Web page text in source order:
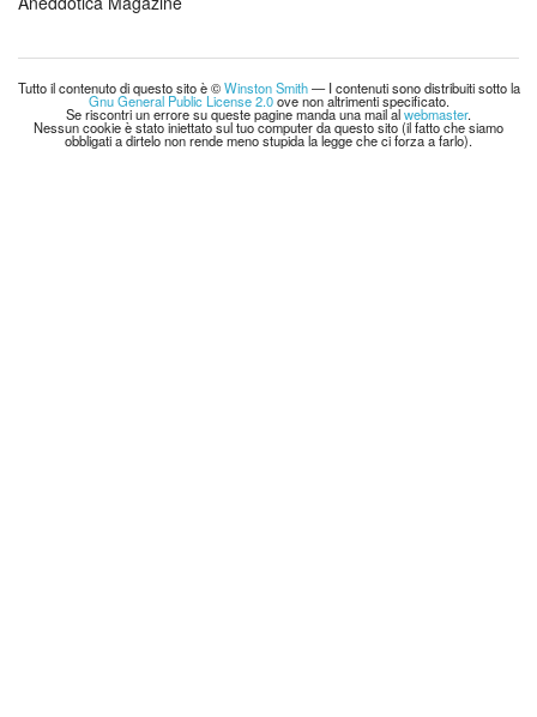
Tutto il contenuto di questo sito è ©Winston Smith— I contenuti sono distribuiti sotto la
Gnu General Public License 2.0ove non altrimenti specificato.
Se riscontri un errore su queste pagine manda una mail alwebmaster.
Nessun cookie è stato iniettato sul tuo computer da questo sito (il fatto che siamo
obbligati a dirtelo non rende meno stupida la legge che ci forza a farlo).